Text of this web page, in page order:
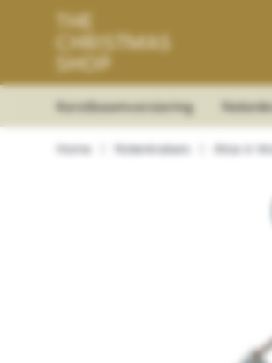
Kerstboomversiering